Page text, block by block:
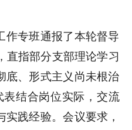
作专班通报了本轮督导
直指部分支部理论学习
底、形式主义尚未根治
表结合岗位实际，交流
践经验。会议要求，